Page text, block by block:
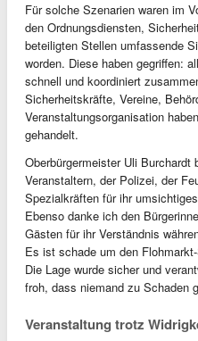
Für solche Szenarien waren im
den Ordnungsdiensten,
beteiligten Stellen umfassende
worden. Diese haben gegriffen:
schnell und koordiniert
Sicherheitskräfte, Vereine,
Veranstaltungsorganisation
gehandelt.
Oberbürgermeister Uli
Veranstaltern, der Polizei, der
Spezialkräften für ihr
Ebenso danke ich den
Gästen für ihr Verständnis
Es ist schade um den
Die Lage wurde sicher und
froh, dass niemand zu Schaden
Veranstaltung trotz